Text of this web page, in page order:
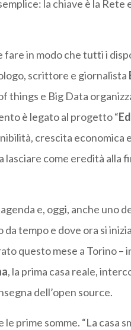
la chiave è la
in modo che tutti i
scrittore e giornalista
things e Big Data
è legato al progetto “
crescita economica
come eredità alla
e, oggi, anche uno
tempo e dove ora si
questo mese a Torino –
, la prima casa reale,
dell’open source.
prime somme. “La casa